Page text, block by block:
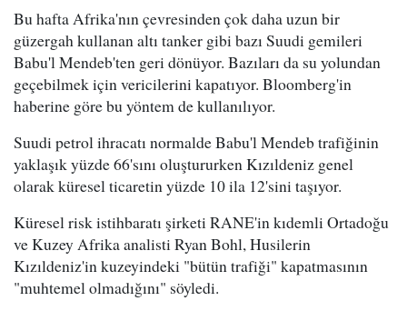
Bu hafta Afrika'nın çevresinden çok daha uzun bir
güzergah kullanan altı tanker gibi bazı Suudi gemileri
Babu'l Mendeb'ten geri dönüyor. Bazıları da su yolundan
geçebilmek için vericilerini kapatıyor. Bloomberg'in
haberine göre bu yöntem de kullanılıyor.
Suudi petrol ihracatı normalde Babu'l Mendeb trafiğinin
yaklaşık yüzde 66'sını oluştururken Kızıldeniz genel
olarak küresel ticaretin yüzde 10 ila 12'sini taşıyor.
Küresel risk istihbaratı şirketi RANE'in kıdemli Ortadoğu
ve Kuzey Afrika analisti Ryan Bohl, Husilerin
Kızıldeniz'in kuzeyindeki "bütün trafiği" kapatmasının
"muhtemel olmadığını" söyledi.